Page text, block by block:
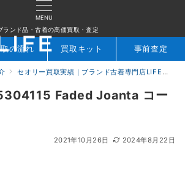
MENU
ランド品・古着の高価買取・査定
の流れ 買取キット 事前査定
セオリー買取実績｜ブランド古着専門店LIFE
Faded Joanta コー
2021年10月26日 2024年8月22日